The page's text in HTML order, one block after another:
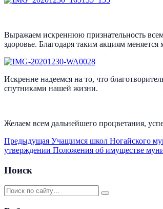
Выражаем искреннюю признательность
здоровье. Благодаря таким акциям
Искренне надеемся на то, что
спутниками нашей жизни.
Желаем всем дальнейшего процветания,
Предыдущая Учащимся школ Ногайского
утверждении Положения об имуществе
Поиск